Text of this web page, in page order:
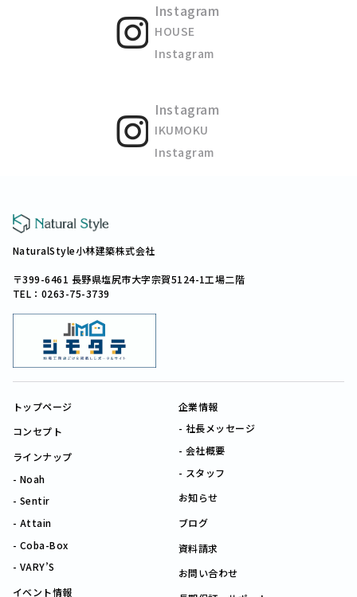
Instagram
HOUSE
Instagram
Instagram
IKUMOKU
Instagram
NaturalStyle小林建築株式会社
〒399-6461 長野県塩尻市大字宗賀5124-1工場二階
TEL：0263-75-3739
トップページ
コンセプト
ラインナップ
Noah
Sentir
Attain
Coba-Box
VARY’S
イベント情報
企業情報
社長メッセージ
会社概要
スタッフ
お知らせ
ブログ
資料請求
お問い合わせ